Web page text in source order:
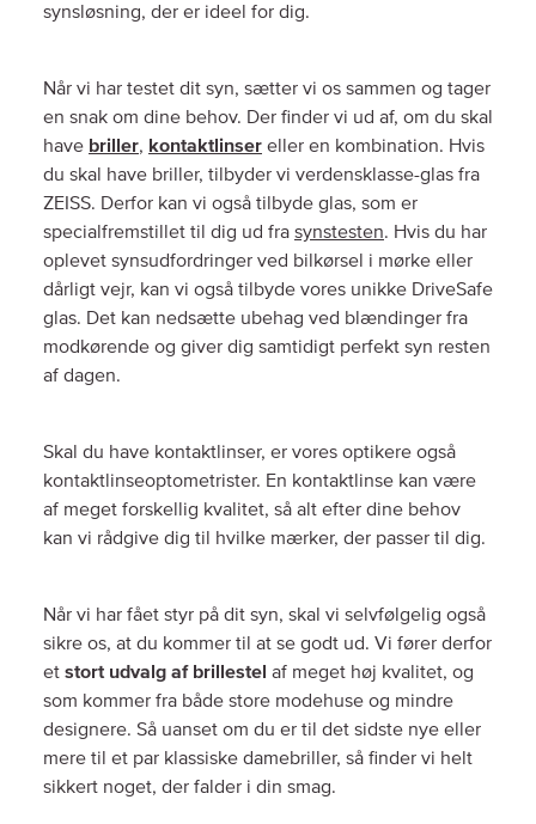
synsløsning, der er ideel for dig.
Når vi har testet dit syn, sætter vi os sammen og tager
en snak om dine behov. Der finder vi ud af, om du skal
have briller, kontaktlinser eller en kombination. Hvis
du skal have briller, tilbyder vi verdensklasse-glas fra
ZEISS. Derfor kan vi også tilbyde glas, som er
specialfremstillet til dig ud fra synstesten. Hvis du har
oplevet synsudfordringer ved bilkørsel i mørke eller
dårligt vejr, kan vi også tilbyde vores unikke DriveSafe
glas. Det kan nedsætte ubehag ved blændinger fra
modkørende og giver dig samtidigt perfekt syn resten
af dagen.
Skal du have kontaktlinser, er vores optikere også
kontaktlinseoptometrister. En kontaktlinse kan være
af meget forskellig kvalitet, så alt efter dine behov
kan vi rådgive dig til hvilke mærker, der passer til dig.
Når vi har fået styr på dit syn, skal vi selvfølgelig også
sikre os, at du kommer til at se godt ud. Vi fører derfor
et stort udvalg af brillestel af meget høj kvalitet, og
som kommer fra både store modehuse og mindre
designere. Så uanset om du er til det sidste nye eller
mere til et par klassiske damebriller, så finder vi helt
sikkert noget, der falder i din smag.